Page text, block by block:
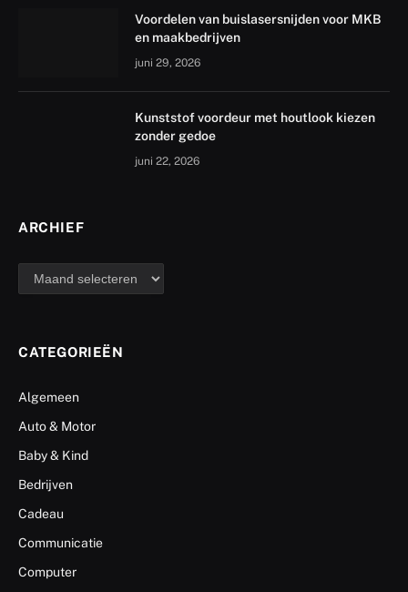
Voordelen van buislasersnijden voor MKB
en maakbedrijven
juni 29, 2026
Kunststof voordeur met houtlook kiezen
zonder gedoe
juni 22, 2026
ARCHIEF
archief
CATEGORIEËN
Algemeen
Auto & Motor
Baby & Kind
Bedrijven
Cadeau
Communicatie
Computer